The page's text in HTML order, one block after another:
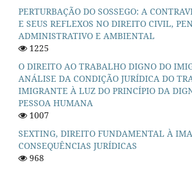
PERTURBAÇÃO DO SOSSEGO: A
E SEUS REFLEXOS NO DIREITO CIVIL,
ADMINISTRATIVO E AMBIENTAL
1225
O DIREITO AO TRABALHO DIGNO DO
ANÁLISE DA CONDIÇÃO JURÍDICA DO
IMIGRANTE À LUZ DO PRINCÍPIO DA
PESSOA HUMANA
1007
SEXTING, DIREITO FUNDAMENTAL À
CONSEQUÊNCIAS JURÍDICAS
968